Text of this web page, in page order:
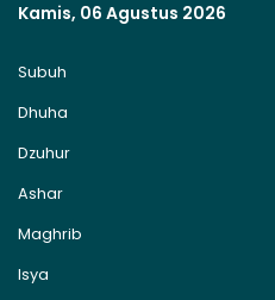
Kamis, 06 Agustus 2026
Subuh
Dhuha
Dzuhur
Ashar
Maghrib
Isya